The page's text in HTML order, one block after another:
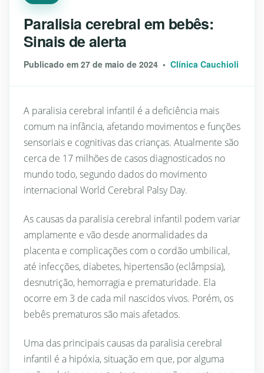
Paralisia cerebral em bebês:
Sinais de alerta
Publicado em 27 de maio de 2024 • Clínica Cauchioli
A paralisia cerebral infantil é a deficiência mais
comum na infância, afetando movimentos e funções
sensoriais e cognitivas das crianças. Atualmente são
cerca de 17 milhões de casos diagnosticados no
mundo todo, segundo dados do movimento
internacional World Cerebral Palsy Day.
As causas da paralisia cerebral infantil podem variar
amplamente e vão desde anormalidades da
placenta e complicações com o cordão umbilical,
até infecções, diabetes, hipertensão (eclâmpsia),
desnutrição, hemorragia e prematuridade. Ela
ocorre em 3 de cada mil nascidos vivos. Porém, os
bebês prematuros são mais afetados.
Uma das principais causas da paralisia cerebral
infantil é a hipóxia, situação em que, por alguma